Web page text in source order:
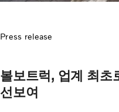
Press release
볼보트럭, 업계 최초
선보여